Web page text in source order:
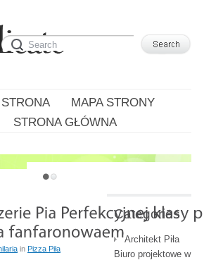
MAPA STRONY
STRONA GŁÓWNA
JUST ANOTHER WORDPRESS SITE
in Pizza Piła
Categories
Architekt Piła
Biuro projektowe w